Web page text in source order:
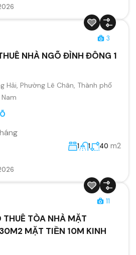
3
NHÀ NGÕ ĐÌNH ĐÔNG 1
Hải, Phường Lê Chân, Thành phố
1 1 40 m2
11
TÒA NHÀ MẶT
MẶT TIỀN 10M KINH